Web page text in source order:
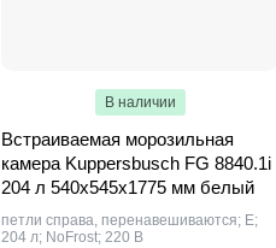
В наличии
Встраиваемая морозильная
камера Kuppersbusch FG 8840.1i
204 л 540х545х1775 мм белый
петли справа, перенавешиваются; E;
204 л; NoFrost; 220 В